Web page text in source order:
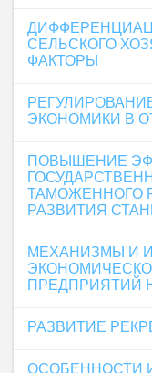
СЕЛЬСКОГО
ФАКТОРЫ
ЭКОНОМИКИ В
ПОВЫШЕНИЕ
ТАМОЖЕННОГО
РАЗВИТИЯ
МЕХАНИЗМЫ И
ПРЕДПРИЯТИЙ
РАЗВИТИЕ
ОСОБЕННОСТИ